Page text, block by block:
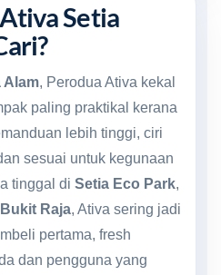
Setia
Alam, Perodua Ativa kekal
paling praktikal kerana
lebih tinggi, ciri
sesuai untuk kegunaan
tinggal di Setia Eco Park,
Bukit Raja, Ativa sering jadi
pertama, fresh
dan pengguna yang